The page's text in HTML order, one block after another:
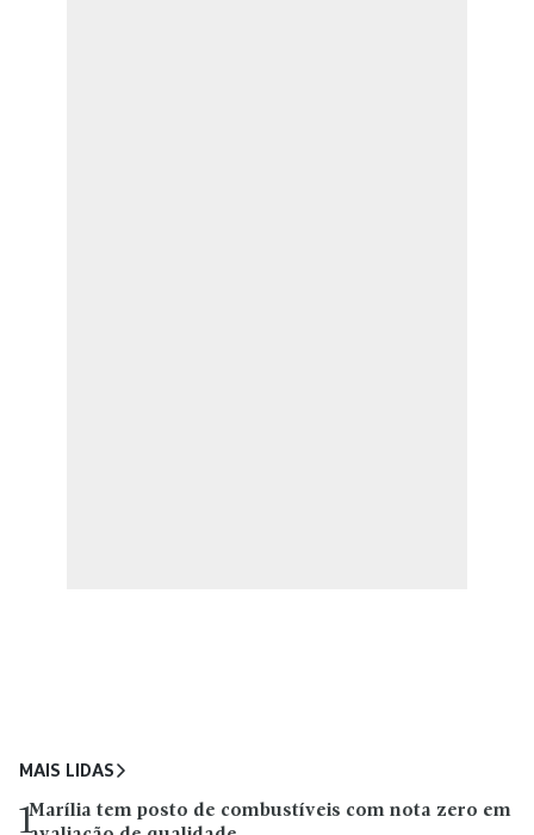
MAIS LIDAS
1Marília tem posto de combustíveis com nota zero em